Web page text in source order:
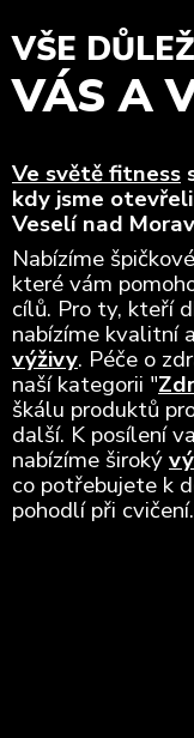
VŠE
VÁS A
Ve světě fitness
kdy jsme
Veselí nad
Nabízíme špičkové
které vám
cílů. Pro ty, kteří
nabízíme kvalitní
výživy. Péče o
naší kategorii "
škálu produktů
další. K posílení
nabízíme široký
co potřebujete k
pohodlí při cvičení.